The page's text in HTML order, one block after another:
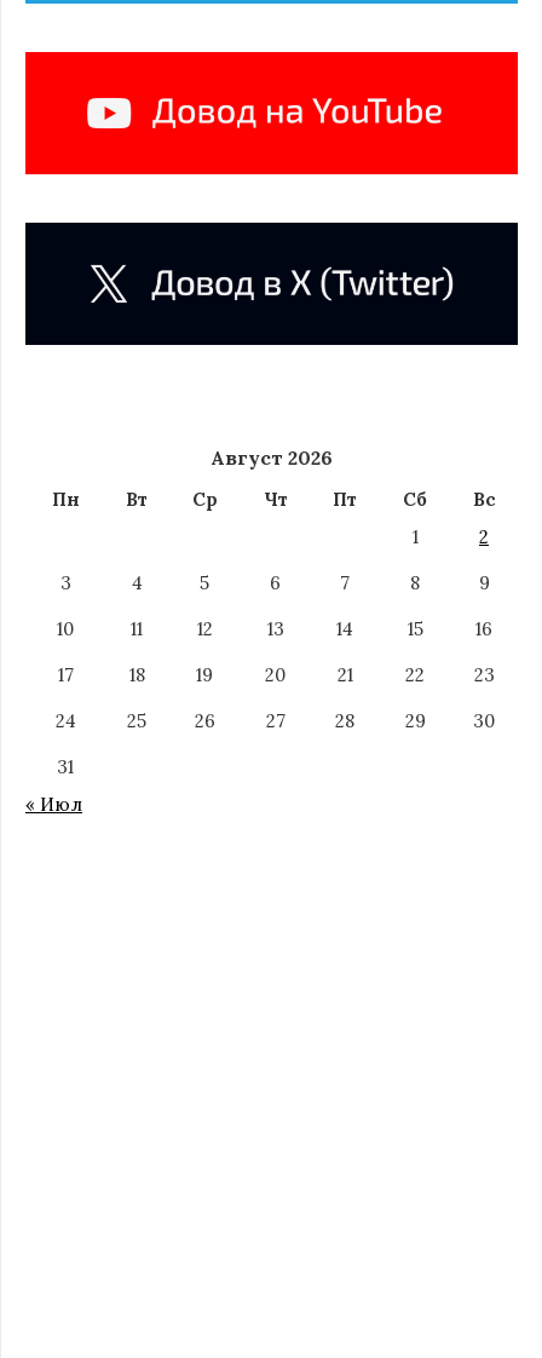
Август 2026
Пн Вт Ср Чт Пт Сб
Вс
1
2
3
4 5 6 7 8
9
10
11 12 13 14 15
16
17
18 19 20 21 22
23
24
25 26 27 28 29
30
31
« Июл